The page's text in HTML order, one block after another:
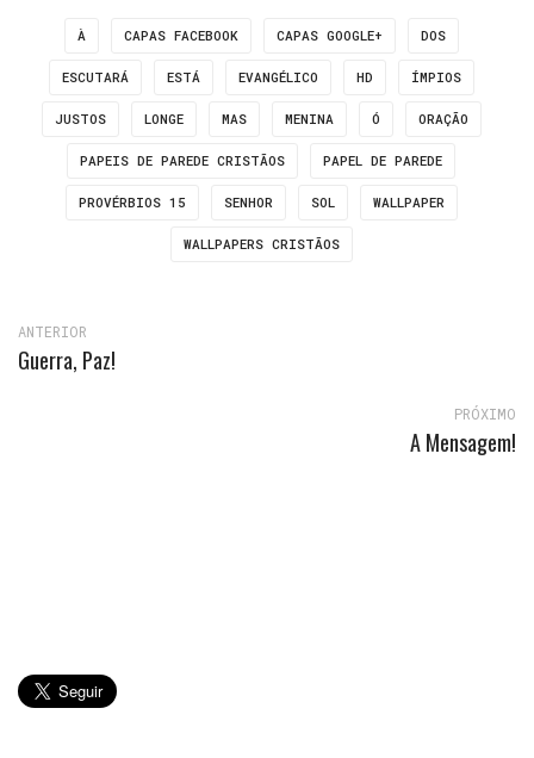
À CAPAS FACEBOOK CAPAS GOOGLE+ DOS
ESCUTARÁ ESTÁ EVANGÉLICO HD ÍMPIOS
JUSTOS LONGE MAS MENINA Ó ORAÇÃO
PAPEIS DE PAREDE CRISTÃOS PAPEL DE PAREDE
PROVÉRBIOS 15 SENHOR SOL WALLPAPER
WALLPAPERS CRISTÃOS
ANTERIOR
Guerra, Paz!
PRÓXIMO
A Mensagem!